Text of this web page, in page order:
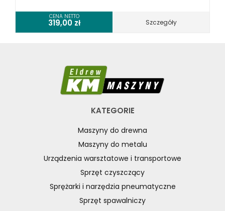
CENA NETTO
319,00 zł Szczegóły
KATEGORIE
Maszyny do drewna
Maszyny do metalu
Urządzenia warsztatowe i transportowe
Sprzęt czyszczący
Sprężarki i narzędzia pneumatyczne
Sprzęt spawalniczy